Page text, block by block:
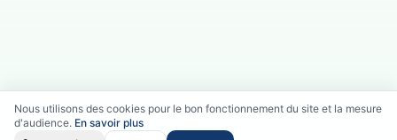
Nous utilisons des cookies pour le bon fonctionnement du site et la mesure
d'audience. En savoir plus